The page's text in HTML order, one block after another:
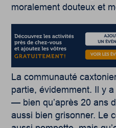
moralement douteux et
La communauté
partie, évidemment. Il y
— bien qu’après 20 ans
aussi bien grisonner. Le